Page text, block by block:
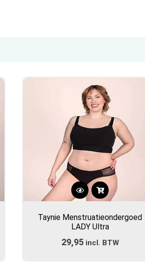
Dit
heeft
meerdere
variaties.
Taynie Menstruatieondergoed
LADY Ultra
29,95 incl. BTW